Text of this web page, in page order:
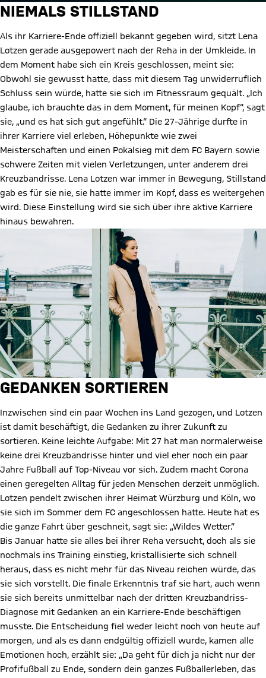
NIEMALS STILLSTAND
Als ihr Karriere-Ende offiziell bekannt gegeben wird, sitzt Lena
Lotzen gerade ausgepowert nach der Reha in der Umkleide. In
dem Moment habe sich ein Kreis geschlossen, meint sie:
Obwohl sie gewusst hatte, dass mit diesem Tag unwiderruflich
Schluss sein würde, hatte sie sich im Fitnessraum gequält. „Ich
glaube, ich brauchte das in dem Moment, für meinen Kopf“, sagt
sie, „und es hat sich gut angefühlt.“ Die 27-Jährige durfte in
ihrer Karriere viel erleben, Höhepunkte wie zwei
Meisterschaften und einen Pokalsieg mit dem FC Bayern sowie
schwere Zeiten mit vielen Verletzungen, unter anderem drei
Kreuzbandrisse. Lena Lotzen war immer in Bewegung, Stillstand
gab es für sie nie, sie hatte immer im Kopf, dass es weitergehen
wird. Diese Einstellung wird sie sich über ihre aktive Karriere
hinaus bewahren.
GEDANKEN SORTIEREN
Inzwischen sind ein paar Wochen ins Land gezogen, und Lotzen
ist damit beschäftigt, die Gedanken zu ihrer Zukunft zu
sortieren. Keine leichte Aufgabe: Mit 27 hat man normalerweise
keine drei Kreuzbandrisse hinter und viel eher noch ein paar
Jahre Fußball auf Top-Niveau vor sich. Zudem macht Corona
einen geregelten Alltag für jeden Menschen derzeit unmöglich.
Lotzen pendelt zwischen ihrer Heimat Würzburg und Köln, wo
sie sich im Sommer dem FC angeschlossen hatte. Heute hat es
die ganze Fahrt über geschneit, sagt sie: „Wildes Wetter.“
Bis Januar hatte sie alles bei ihrer Reha versucht, doch als sie
nochmals ins Training einstieg, kristallisierte sich schnell
heraus, dass es nicht mehr für das Niveau reichen würde, das
sie sich vorstellt. Die finale Erkenntnis traf sie hart, auch wenn
sie sich bereits unmittelbar nach der dritten Kreuzbandriss-
Diagnose mit Gedanken an ein Karriere-Ende beschäftigen
musste. Die Entscheidung fiel weder leicht noch von heute auf
morgen, und als es dann endgültig offiziell wurde, kamen alle
Emotionen hoch, erzählt sie: „Da geht für dich ja nicht nur der
Profifußball zu Ende, sondern dein ganzes Fußballerleben, das